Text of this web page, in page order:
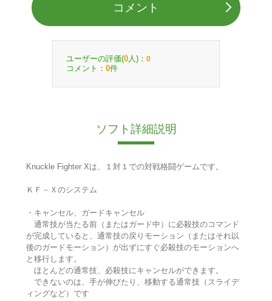
コメント
ユーザーの評価(0 人)： 0
コメント： 0件
ソフト詳細説明
Knuckle Fighter Xは、１対１での対戦格闘ゲームです。
ＫＦ－Ｘのシステム
・キャンセル、ガードキャンセル
通常技が当たる前（またはガード中）に必殺技のコマンド
が完成していると、通常技の戻りモーション（またはそれ以
後のガードモーション）が出ずにすぐ必殺技のモーションへ
と移行します。
ほとんどの通常技、必殺技にキャンセルができます。
できないのは、手が伸びたり、移動する通常技（スライデ
ィングなど）です